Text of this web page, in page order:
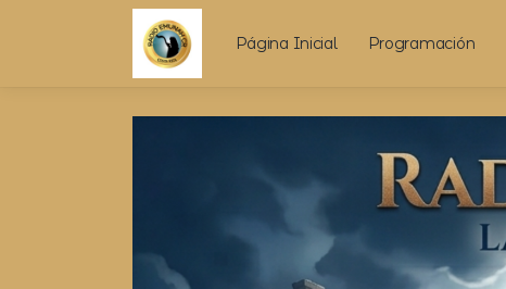
Página Inicial Programación